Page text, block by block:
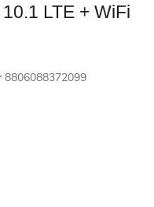
LTE + WiFi
8806088372099